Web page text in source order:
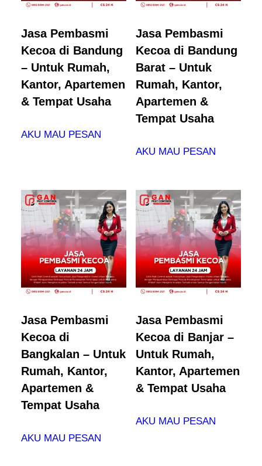
Jasa Pembasmi
Kecoa di Bandung
– Untuk Rumah,
Kantor, Apartemen
& Tempat Usaha
AKU MAU PESAN
Jasa Pembasmi
Kecoa di Bandung
Barat – Untuk
Rumah, Kantor,
Apartemen &
Tempat Usaha
AKU MAU PESAN
Jasa Pembasmi
Kecoa di
Bangkalan – Untuk
Rumah, Kantor,
Apartemen &
Tempat Usaha
AKU MAU PESAN
Jasa Pembasmi
Kecoa di Banjar –
Untuk Rumah,
Kantor, Apartemen
& Tempat Usaha
AKU MAU PESAN